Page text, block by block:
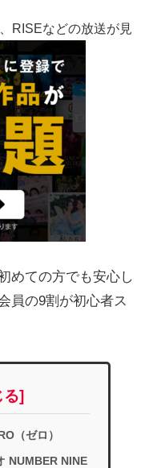
RISEなどの放送が見
めての方でも安心し
員の9割が初心者ス
（ゼロ）
NUMBER NINE